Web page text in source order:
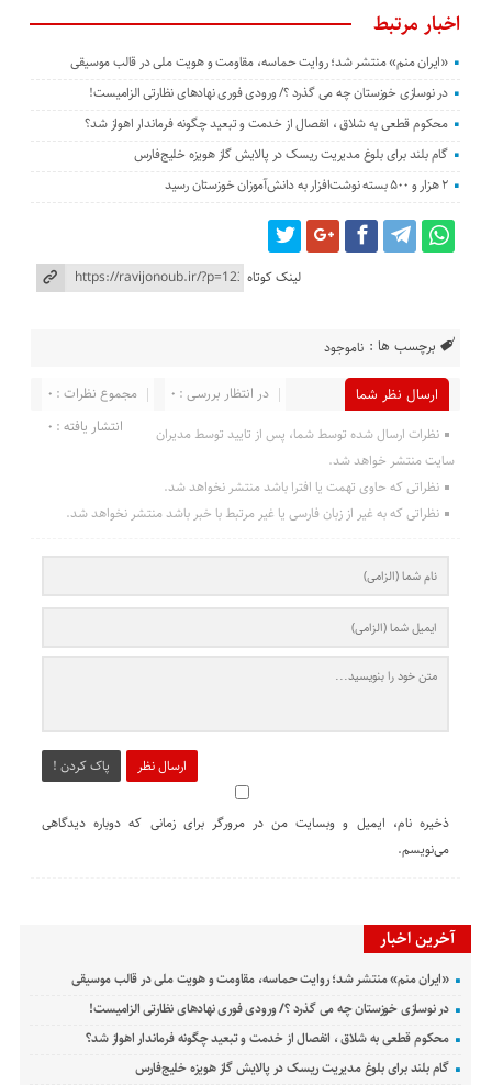
اخبار مرتبط
«ایران منم» منتشر شد؛ روایت حماسه، مقاومت و هویت ملی در قالب موسیقی
در نوسازی خوزستان چه می گذرد ؟/ ورودی فوری نهادهای نظارتی الزامیست!
محکوم قطعی به شلاق ، انفصال از خدمت و تبعید چگونه فرماندار اهواز شد؟
گام بلند برای بلوغ مدیریت ریسک در پالایش گاز هویزه خلیج‌فارس
۲ هزار و ۵۰۰ بسته نوشت‌افزار به دانش‌آموزان خوزستان رسید
لینک کوتاه
برچسب ها : ناموجود
ارسال نظر شما مجموع نظرات : 0
در انتظار بررسی : 0
انتشار یافته : 0
نظرات ارسال شده توسط شما، پس از تایید توسط مدیران
سایت منتشر خواهد شد.
نظراتی که حاوی تهمت یا افترا باشد منتشر نخواهد شد.
نظراتی که به غیر از زبان فارسی یا غیر مرتبط با خبر باشد منتشر نخواهد شد.
ارسال نظر پاک کردن !
ذخیره نام، ایمیل و وبسایت من در مرورگر برای زمانی که دوباره دیدگاهی
می‌نویسم.
آخرین اخبار
«ایران منم» منتشر شد؛ روایت حماسه، مقاومت و هویت ملی در قالب موسیقی
در نوسازی خوزستان چه می گذرد ؟/ ورودی فوری نهادهای نظارتی الزامیست!
محکوم قطعی به شلاق ، انفصال از خدمت و تبعید چگونه فرماندار اهواز شد؟
گام بلند برای بلوغ مدیریت ریسک در پالایش گاز هویزه خلیج‌فارس